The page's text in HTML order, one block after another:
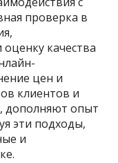
проверка в
качества
цен и
клиентов и
дополняют опыт
эти подходы,
и